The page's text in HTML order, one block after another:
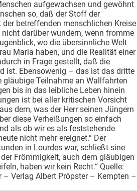
aufgewachsen und gewöhnt
so, daß der Stoff der
betreffenden menschlichen Kreise
darüber wundern, wenn fromme
wo die übersinnliche Welt
Maria haben, und die Realität einer
in Frage gestellt, daß die
ist. Ebensowenig – das ist das dritte
gläubige Teilnahme an Wallfahrten
bis in das leibliche Leben hinein
ist bei aller kritischen Vorsicht
dem, was der Herr seinen Jüngern
diese Verheißungen so einfach
als ob wir es als feststehende
nicht mehr ereignet.“ Der
in Lourdes war, schließt sine
Frömmigkeit, auch dem gläubigen
haben wir kein Recht.“ Quelle:
Verlag Albert Pröpster – Kempten –